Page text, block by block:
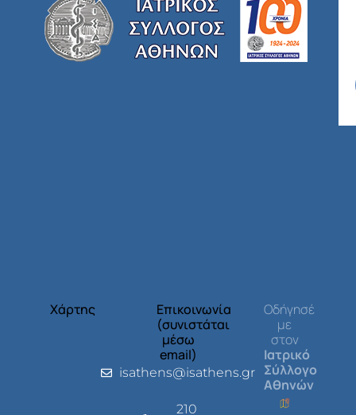
Χάρτης
Επικοινωνία
(συνιστάται
μέσω
email)
isathens@isathens.gr
210
Οδήγησέ
με
στον
Ιατρικό
Σύλλογο
Αθηνών